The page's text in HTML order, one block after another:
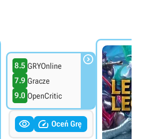
8.5 GRYOnline
7.9 Gracze
9.0 OpenCritic

  Oceń Grę